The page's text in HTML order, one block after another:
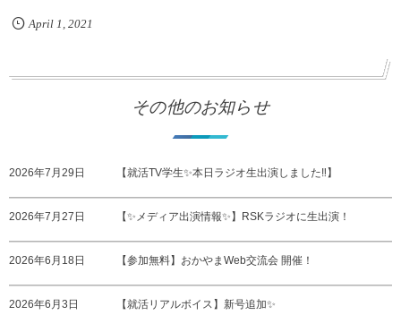
April 1 , 2021
その他のお知らせ
2026年7月29日 【就活TV学生✨本日ラジオ生出演しました‼️】
2026年7月27日 【✨メディア出演情報✨】RSKラジオに生出演！
2026年6月18日 【参加無料】おかやまWeb交流会 開催！
2026年6月3日 【就活リアルボイス】新号追加✨